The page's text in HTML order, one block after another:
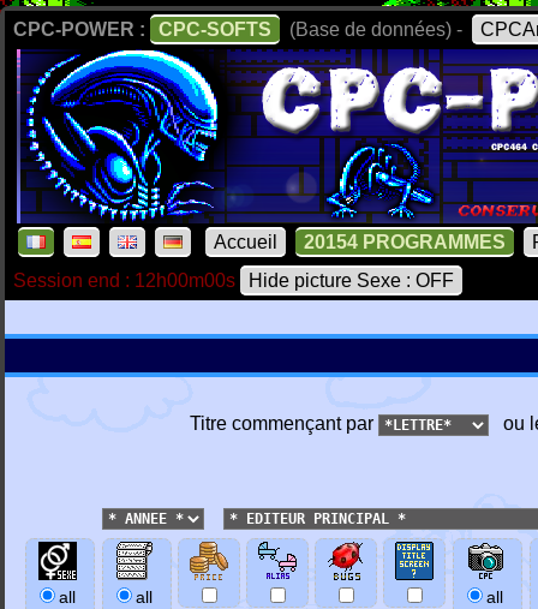
CPC-POWER : CPC-SOFTS (Base de données) -
Accueil 20154 PROGRAMMES
Session end : 12h00m00s
Hide picture Sexe : OFF
Titre commençant par ou
all
all
all